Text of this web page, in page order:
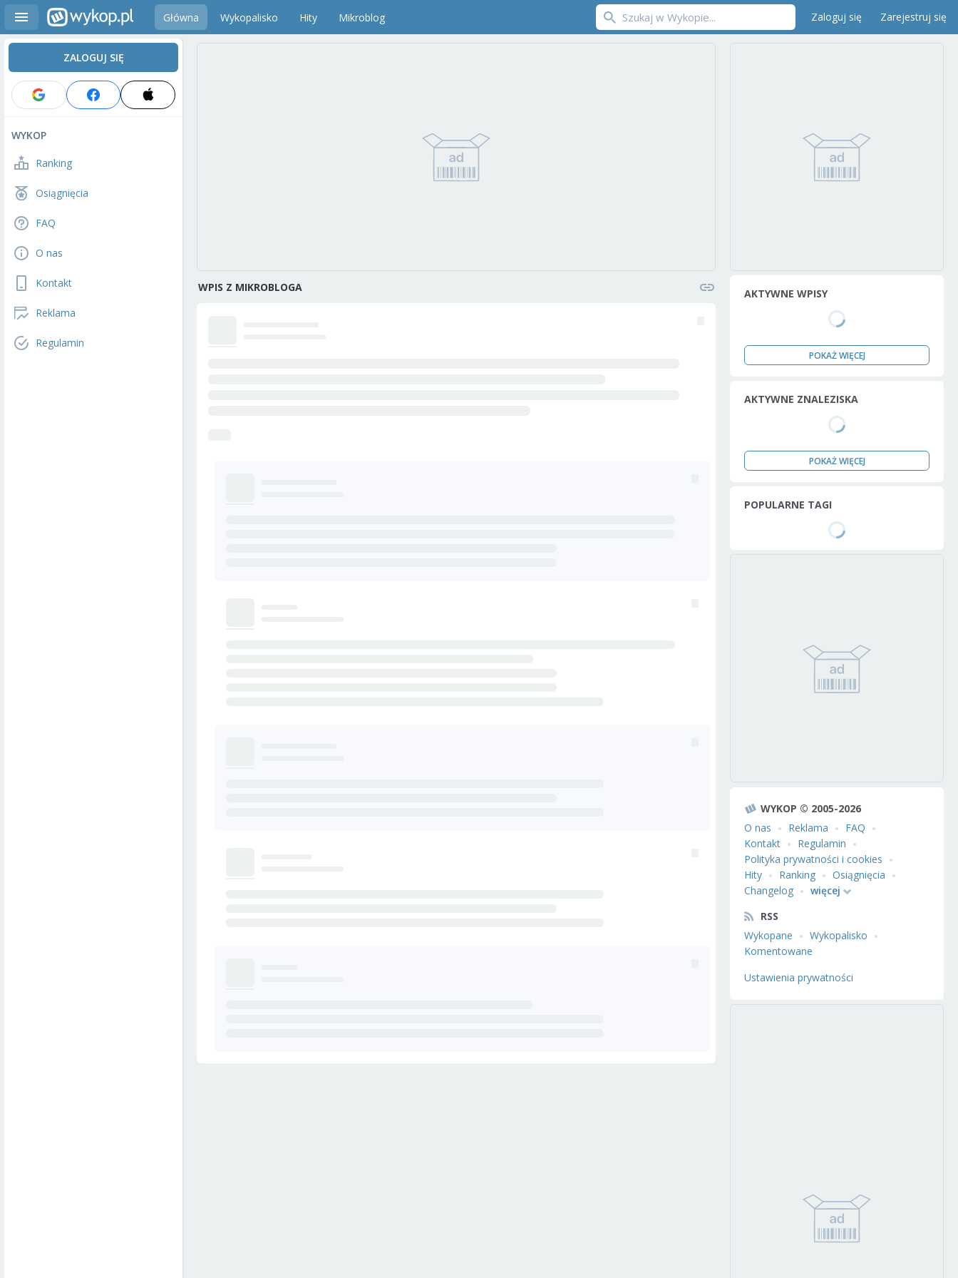
Główna Wykopalisko Hity Mikroblog Zaloguj się Zarejestruj się
ZALOGUJ SIĘ
WYKOP
Ranking
Osiągnięcia
FAQ
O nas
Kontakt
Reklama
Regulamin
WPIS Z MIKROBLOGA AKTYWNE WPISY
POKAŻ WIĘCEJ
AKTYWNE ZNALEZISKA
POKAŻ WIĘCEJ
POPULARNE TAGI
WYKOP © 2005-2026
O nas
Reklama
FAQ
Kontakt
Regulamin
Polityka prywatności i cookies
Hity
Ranking
Osiągnięcia
Changelog
więcej
RSS
Wykopane
Wykopalisko
Komentowane
Ustawienia prywatności